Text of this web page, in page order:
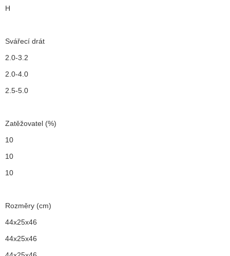
H
Svářecí drát
2.0-3.2
2.0-4.0
2.5-5.0
Zatěžovatel (%)
10
10
10
Rozměry (cm)
44x25x46
44x25x46